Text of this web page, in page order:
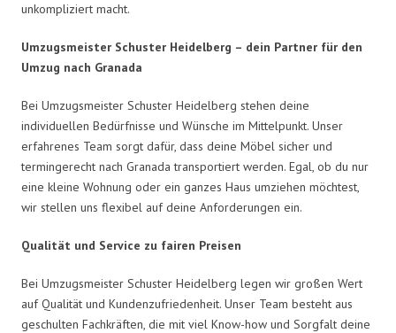
unkompliziert macht.
Umzugsmeister Schuster Heidelberg – dein Partner für den
Umzug nach Granada
Bei Umzugsmeister Schuster Heidelberg stehen deine
individuellen Bedürfnisse und Wünsche im Mittelpunkt. Unser
erfahrenes Team sorgt dafür, dass deine Möbel sicher und
termingerecht nach Granada transportiert werden. Egal, ob du nur
eine kleine Wohnung oder ein ganzes Haus umziehen möchtest,
wir stellen uns flexibel auf deine Anforderungen ein.
Qualität und Service zu fairen Preisen
Bei Umzugsmeister Schuster Heidelberg legen wir großen Wert
auf Qualität und Kundenzufriedenheit. Unser Team besteht aus
geschulten Fachkräften, die mit viel Know-how und Sorgfalt deine